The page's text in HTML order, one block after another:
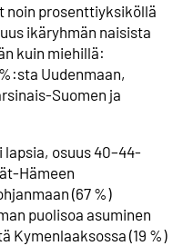
noin prosenttiyksiköllä
ikäryhmän naisista
kuin miehillä:
Uudenmaan,
Suomen ja
osuus 40–44-
Hämeen
(67 %)
puolisoa asuminen
Kymenlaaksossa (19 %)